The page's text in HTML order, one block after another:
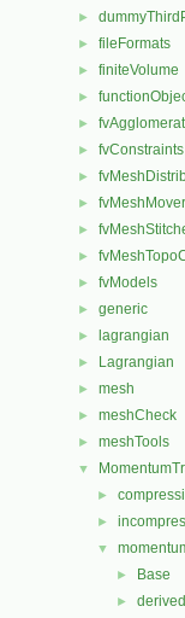
►
► fileFormats
► finiteVolume
►
►
► fvConstraints
►
►
►
►
► fvModels
► generic
► lagrangian
► Lagrangian
► mesh
► meshCheck
► meshTools
▼
►
►
▼
► Base
►